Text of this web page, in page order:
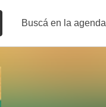
Buscá en la agenda